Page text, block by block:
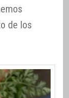
de los